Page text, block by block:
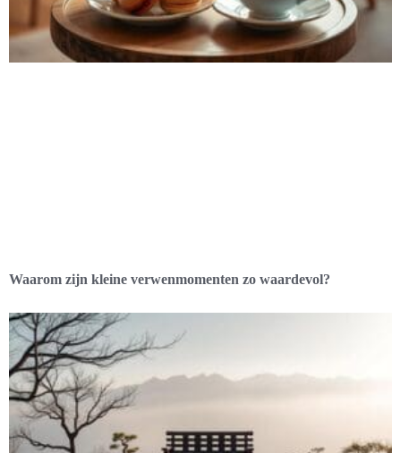
Waarom zijn kleine verwenmomenten zo waardevol?